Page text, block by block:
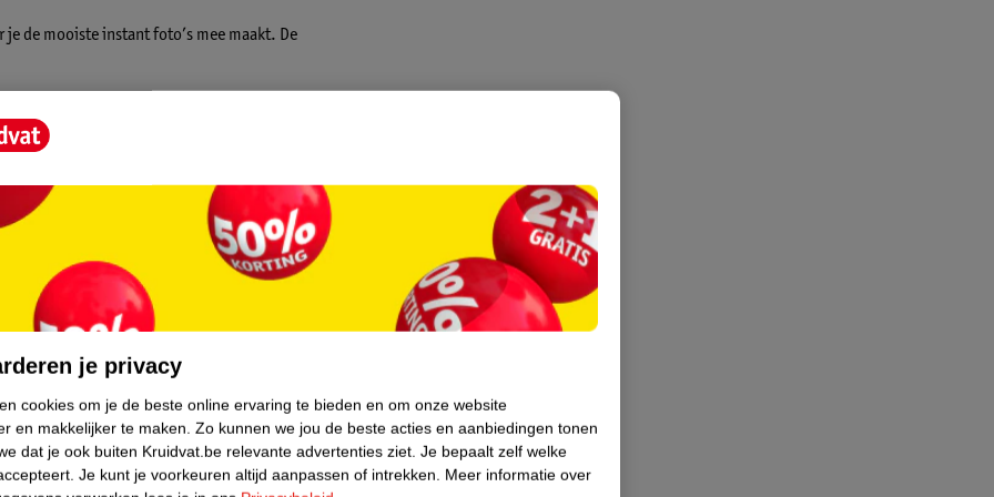
je de mooiste instant foto’s mee maakt. De
in de achtergrond, want dankzij de
Maak het perfecte plaatje met
de lens te trekken om de selfie-lens te
je privacy
cookies om je de beste online ervaring te bieden en om onze website
en makkelijker te maken. Zo kunnen we jou de beste acties en aanbiedingen tonen
dat je ook buiten Kruidvat.be relevante advertenties ziet. Je bepaalt zelf welke
Je kunt je voorkeuren altijd aanpassen of intrekken. Meer informatie over